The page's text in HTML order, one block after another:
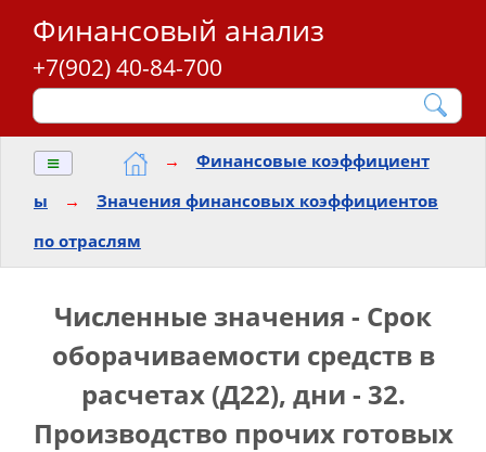
Финансовый анализ
+7(902) 40-84-700
≡ →
Финансовые коэффициент
ы
→
Значения финансовых коэффициентов
по отраслям
Численные значения - Срок
оборачиваемости средств в
расчетах (Д22), дни - 32.
Производство прочих готовых